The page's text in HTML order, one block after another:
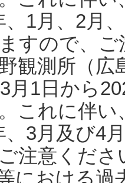
、1月、2月
すので、
観測所（
月1日から
これに伴い
、3月及び4
注意くだ
における過